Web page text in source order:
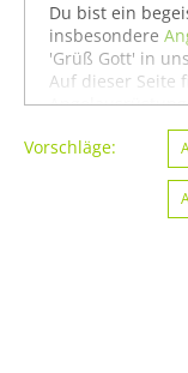
Ruten
SKISUNO
Geschlecht
Du bist ein
insbesondere
'Grüß Gott' in
Auf dieser Seite
Sortiment. Du
Rugby von
suchen. Oder
Dich auf
wünschen wir
Vorschläge: